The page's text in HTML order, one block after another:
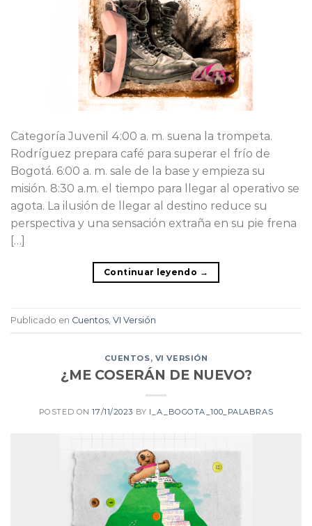
Categoría Juvenil 4:00 a. m. suena la trompeta.
Rodríguez prepara café para superar el frío de
Bogotá. 6:00 a. m. sale de la base y empieza su
misión. 8:30 a.m. el tiempo para llegar al operativo se
agota. La ilusión de llegar al destino reduce su
perspectiva y una sensación extraña en su pie frena
[…]
Continuar leyendo →
Publicado en Cuentos VI Versión
CUENTOS, VI VERSIÓN
¿ME COSERÁN DE NUEVO?
POSTED ON17/11/2023 BY I_A_BOGOTA_100_PALABRAS